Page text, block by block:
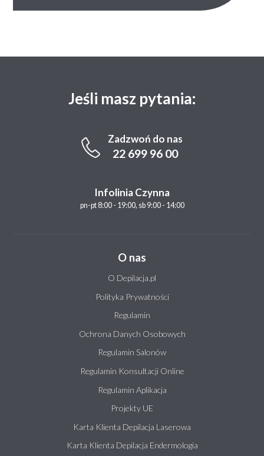
Jeśli masz pytania:
Zadzwoń do nas
22 699 96 00
Infolinia Czynna
pn-pt 8:00 - 19:00, sb 9:00 - 14:00
O nas
O Depilacja.pl
Polityka Prywatności
Regulamin
Ochrona Danych Osobowych
Regulamin Salonów
Regulamin Konsultacji Online
Regulamin Aplikacja
Projekty UE
Karta Klienta Depilacja Laserowa
Karta Klienta Depilacja Endermologia